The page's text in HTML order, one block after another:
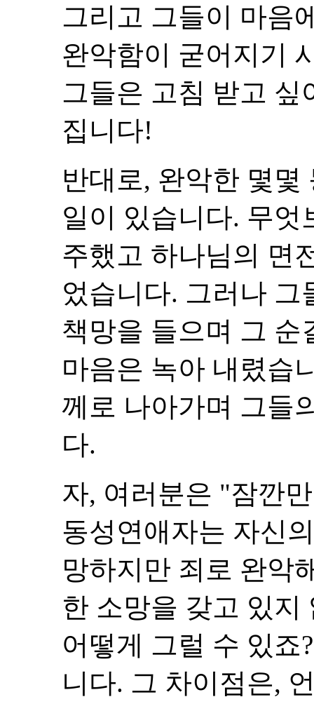
그리고 그들이 마음
완악함이 굳어지기
그들은 고침 받고 싶
집니다!
반대로, 완악한 몇
일이 있습니다. 무
주했고 하나님의 면
었습니다. 그러나
책망을 들으며 그 순
마음은 녹아 내렸습
께로 나아가며 그들
다.
자, 여러분은 "잠깐
동성연애자는 자신
망하지만 죄로 완악
한 소망을 갖고 있지
어떻게 그럴 수 있죠
니다. 그 차이점은,